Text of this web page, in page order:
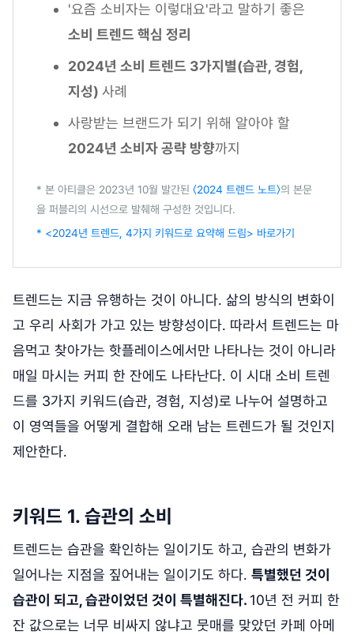
'요즘 소비자는 이렇대요'라고 말하기 좋은
소비 트렌드 핵심 정리
2024년 소비 트렌드 3가지별(습관, 경험,
지성) 사례
사랑받는 브랜드가 되기 위해 알아야 할
2024년 소비자 공략 방향까지
* 본 아티클은 2023년 10월 발간된 〈2024 트렌드 노트〉의 본문
을 퍼블리의 시선으로 발췌해 구성한 것입니다.
* <2024년 트렌드, 4가지 키워드로 요약해 드림> 바로가기
트렌드는 지금 유행하는 것이 아니다. 삶의 방식의 변화이
고 우리 사회가 가고 있는 방향성이다. 따라서 트렌드는 마
음먹고 찾아가는 핫플레이스에서만 나타나는 것이 아니라
매일 마시는 커피 한 잔에도 나타난다. 이 시대 소비 트렌
드를 3가지 키워드(습관, 경험, 지성)로 나누어 설명하고
이 영역들을 어떻게 결합해 오래 남는 트렌드가 될 것인지
제안한다.
키워드 1. 습관의 소비
트렌드는 습관을 확인하는 일이기도 하고, 습관의 변화가
일어나는 지점을 짚어내는 일이기도 하다. 특별했던 것이
습관이 되고, 습관이었던 것이 특별해진다. 10년 전 커피 한
잔 값으로는 너무 비싸지 않냐고 뭇매를 맞았던 카페 아메